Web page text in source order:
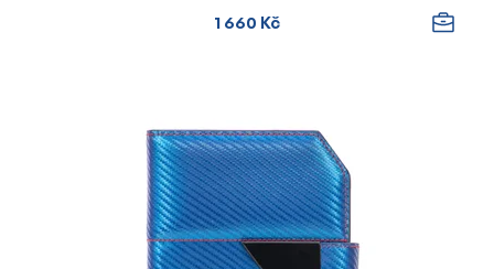
1 660 Kč